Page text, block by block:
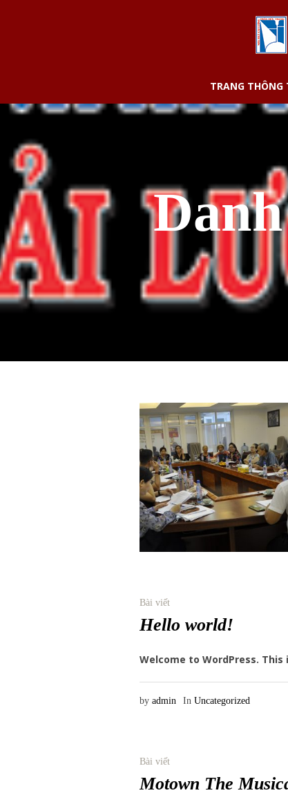
TRANG
Bài viết
Hello world!
Welcome to WordPress.
by admin In Uncategorized
Bài viết
Motown The